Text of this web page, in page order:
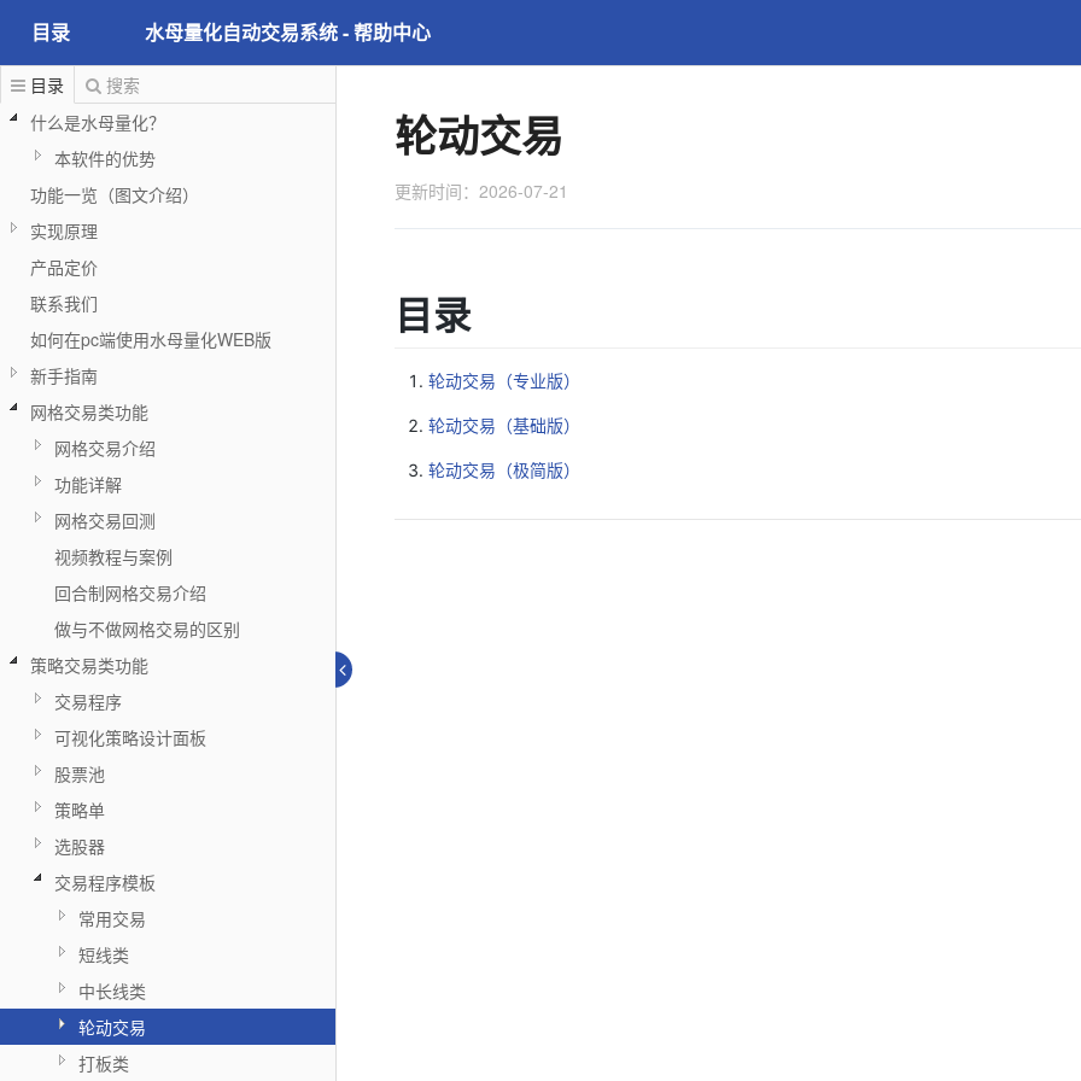
目录 水母量化自动交易系统 - 帮助中心
目录
搜索
什么是水母量化？
本软件的优势
功能一览（图文介绍）
实现原理
产品定价
联系我们
如何在pc端使用水母量化WEB版
新手指南
网格交易类功能
网格交易介绍
功能详解
网格交易回测
视频教程与案例
回合制网格交易介绍
做与不做网格交易的区别
策略交易类功能
交易程序
可视化策略设计面板
股票池
策略单
选股器
交易程序模板
常用交易
短线类
中长线类
轮动交易
打板类
轮动交易
更新时间：2026-07-21
目录
轮动交易（专业版）
轮动交易（基础版）
轮动交易（极简版）